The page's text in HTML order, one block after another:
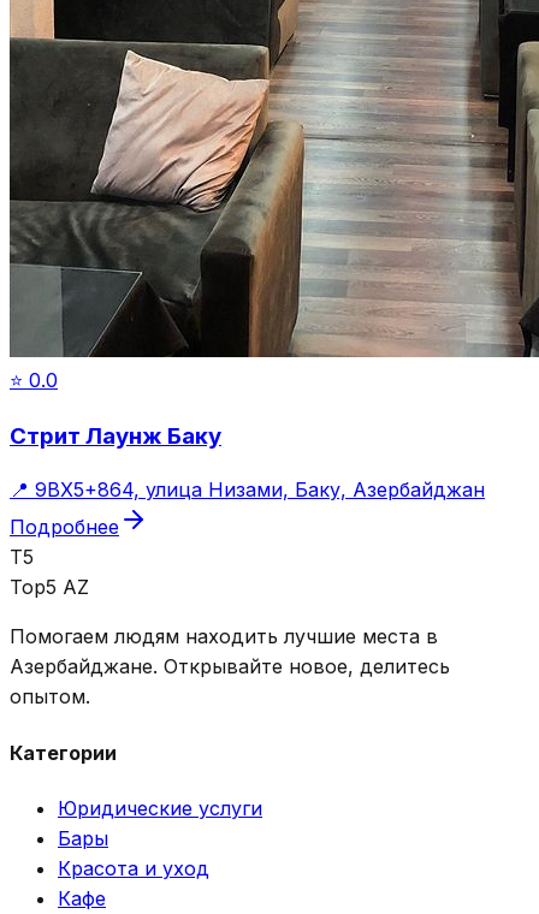
⭐ 0.0
Стрит Лаунж Баку
📍 9ВХ5+864, улица Низами, Баку, Азербайджан
Подробнее
T5
Top5 AZ
Помогаем людям находить лучшие места в
Азербайджане. Открывайте новое, делитесь
опытом.
Категории
Юридические услуги
Бары
Красота и уход
Кафе